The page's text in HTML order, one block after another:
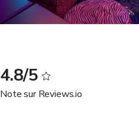
4.8/5
Note sur Reviews.io